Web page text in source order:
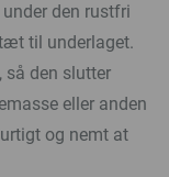
den rustfri
til underlaget.
så den slutter
eller anden
og nemt at